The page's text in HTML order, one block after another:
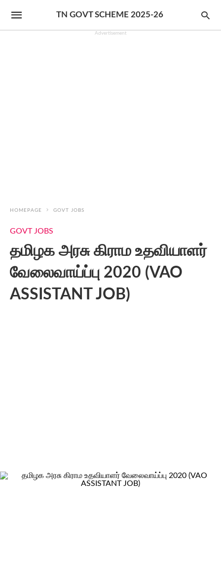
TN GOVT SCHEME 2025-26
Advertisement
HOMEPAGE GOVT JOBS
GOVT JOBS
தமிழக​ அரசு கிராம​ உதவியாளர்
வேலைவாய்ப்பு 2020 (VAO
ASSISTANT JOB)